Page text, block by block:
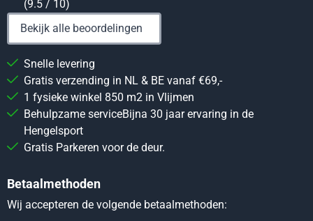
(9.5 / 10)
Bekijk alle beoordelingen
Snelle levering
Gratis verzending in NL & BE vanaf €69,-
1 fysieke winkel 850 m2 in Vlijmen
Behulpzame serviceBijna 30 jaar ervaring in de
Hengelsport
Gratis Parkeren voor de deur.
Betaalmethoden
Wij accepteren de volgende betaalmethoden: